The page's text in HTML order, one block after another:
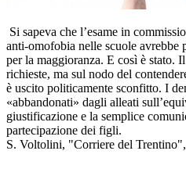
Si sapeva che l’esame in
anti-omofobia nelle scuole avrebbe
per la maggioranza. E così è stato.
richieste, ma sul nodo del
è uscito politicamente sconfitto. I
«abbandonati» dagli alleati
giustificazione e la semplice
partecipazione dei figli.
S. Voltolini, "Corriere del